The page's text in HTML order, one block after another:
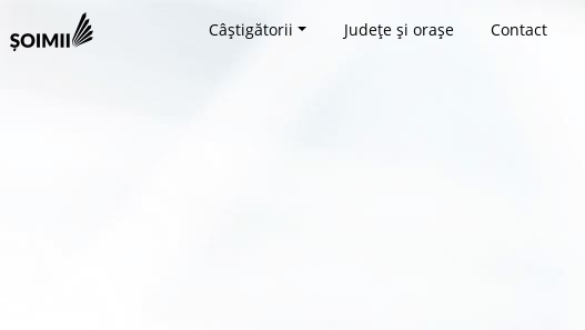
Câștigătorii Județe și orașe Contact